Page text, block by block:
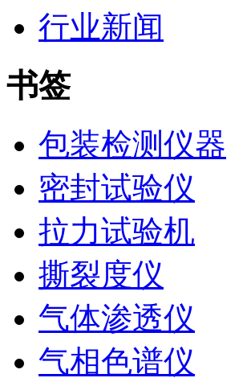
行业新闻
书签
包装检测仪器
密封试验仪
拉力试验机
撕裂度仪
气体渗透仪
气相色谱仪